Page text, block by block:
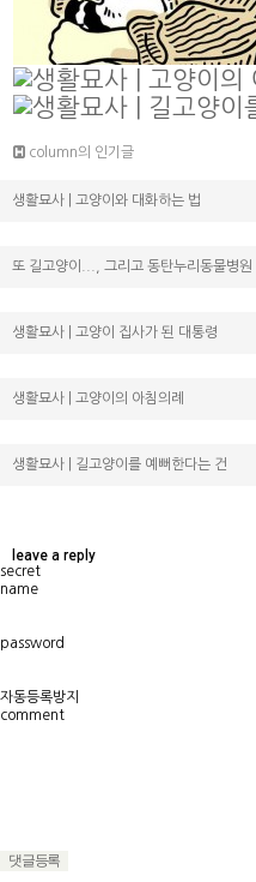
column의 인기글
생활묘사 | 고양이와 대화하는 법
또 길고양이..., 그리고 동탄누리동물병원
생활묘사 | 고양이 집사가 된 대통령
생활묘사 | 고양이의 아침의례
생활묘사 | 길고양이를 예뻐한다는 건
leave a reply
secret
name
password
자동등록방지
comment